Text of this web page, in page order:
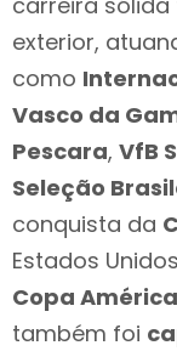
exterior,
como
Vasco da
Pescara, VfB
Seleção
conquista da
Estados
Copa América
também foi